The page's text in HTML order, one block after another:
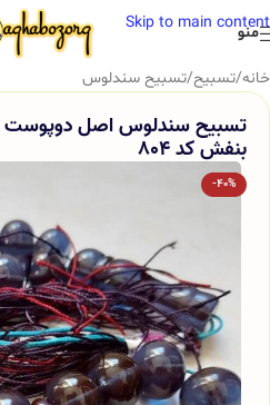
Skip to main content
منو
خانه/تسبیح/تسبیح سندلوس
بنفش کد 804
-40%